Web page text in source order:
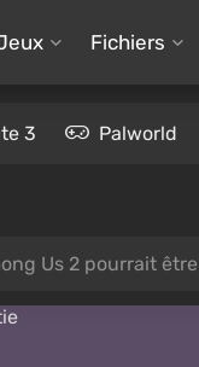
Fichiers
3 Palworld
Us 2 pourrait